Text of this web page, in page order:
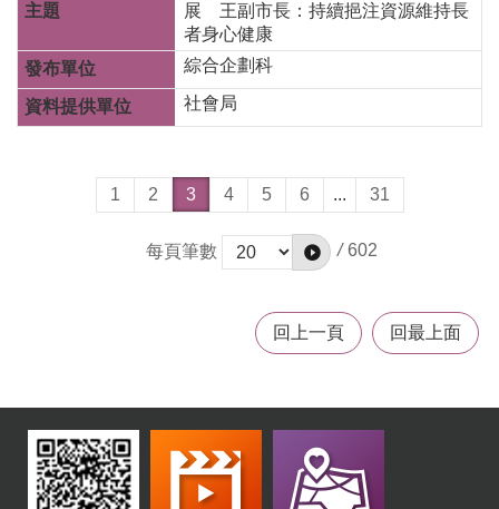
展 王副市長：持續挹注資源維持長
者身心健康
綜合企劃科
社會局
1 2 3 4 5 6 ... 31
每頁筆數 / 602
回上一頁 回最上面